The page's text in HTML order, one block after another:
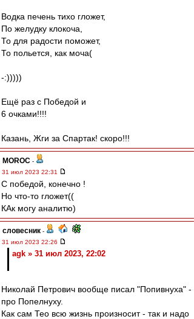
Водка печень тихо гложет,
По желудку клокоча,
То для радости поможет,
То польется, как моча(
-:)))))
Ещё раз с Победой и
6 очками!!!!
Казань, Жги за Спартак! скоро!!!
MOROC -
31 июл 2023 22:31
С победой, конечно !
Но что-то гложет((
КАк могу аналитю)
словесник -
31 июл 2023 22:26
agk » 31 июл 2023, 22:02
Николай Петрович вообще писал "Попивнуха" -
про Попелнуху.
Как сам Тео всю жизнь произносит - так и надо